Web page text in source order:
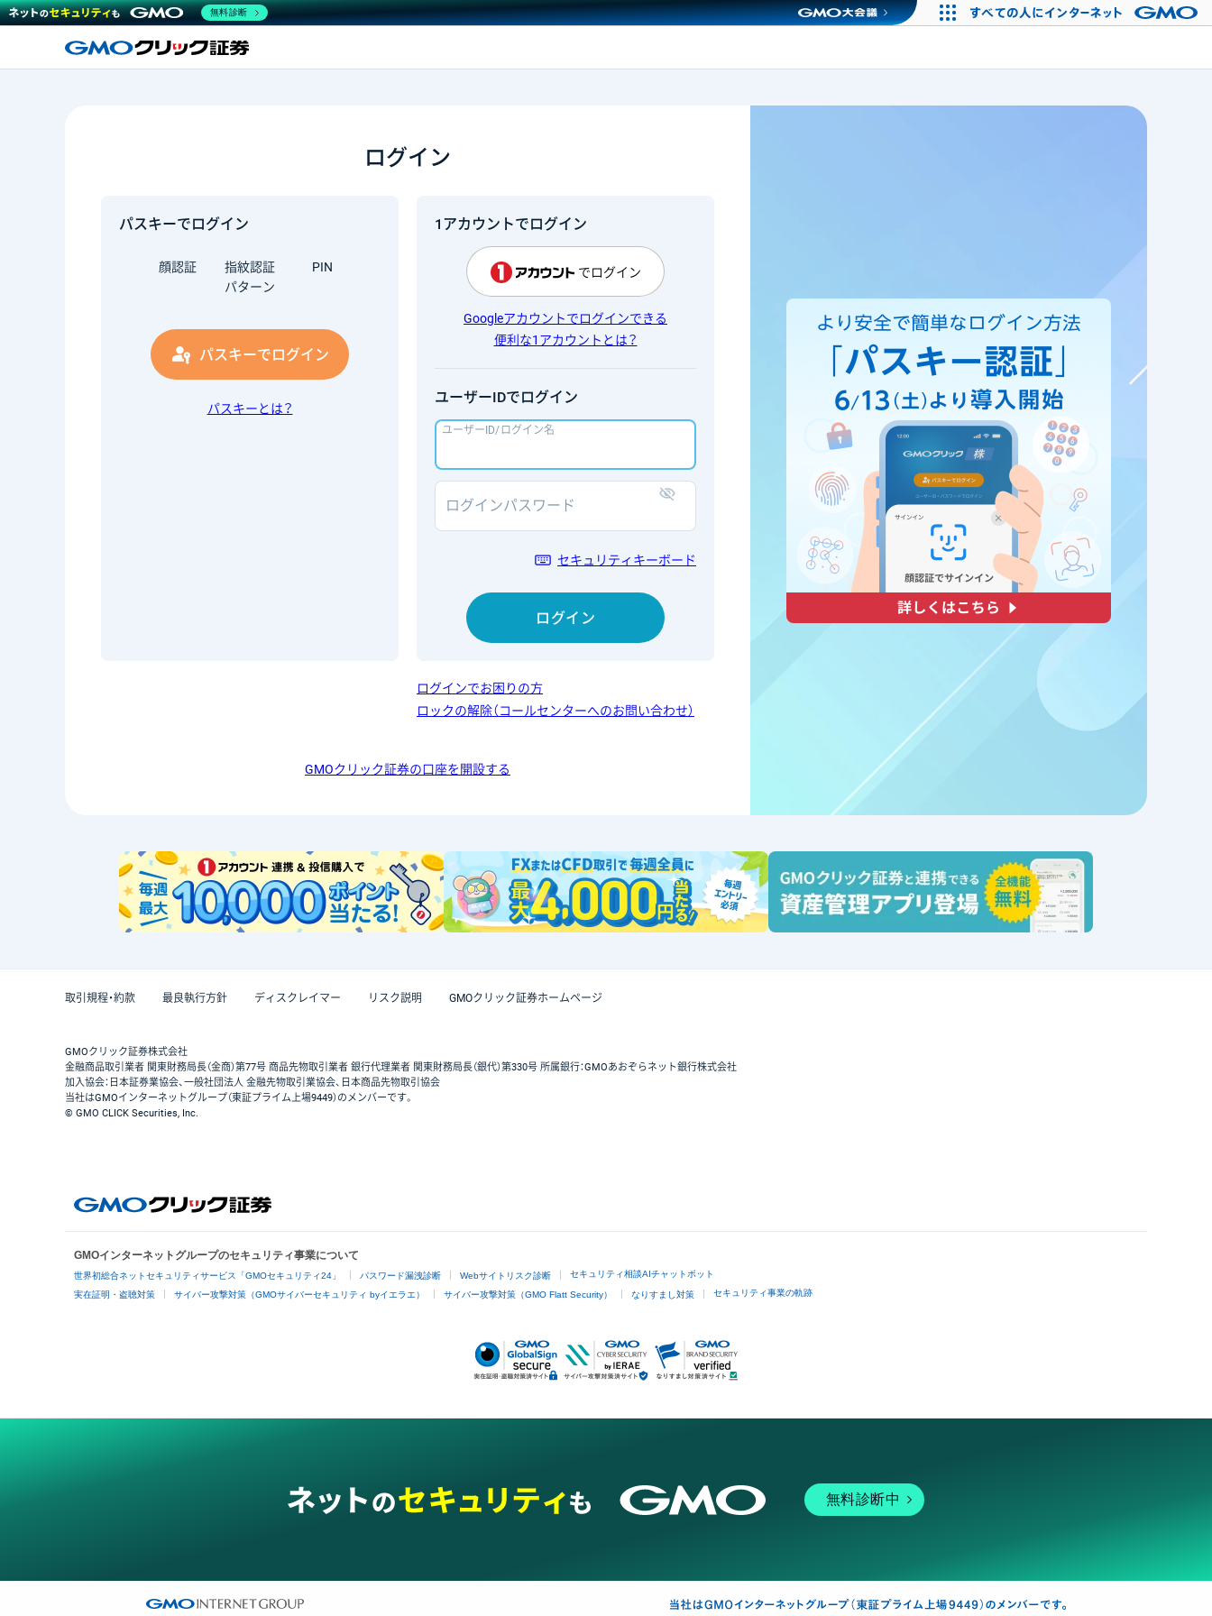
ログイン
パスキーでログイン
顔認証 指紋認証
PIN
パターン
パスキーでログイン
パスキーとは？
1アカウントでログイン
でログイン
Googleアカウントでログインできる
便利な1アカウントとは？
ユーザーIDでログイン
ユーザーID/ログイン名
ログインパスワード
セキュリティキーボード
ログイン
ログインでお困りの方
ロックの解除（コールセンターへのお問い合わせ）
GMOクリック証券の口座を開設する
取引規程・約款 最良執行方針 ディスクレイマー リスク説明 GMOクリック証券ホームページ
GMOクリック証券株式会社
金融商品取引業者 関東財務局長（金商）第77号 商品先物取引業者 銀行代理業者 関東財務局長（銀代）第330号 所属銀行：GMOあおぞらネット銀行株式会社
加入協会：日本証券業協会、一般社団法人 金融先物取引業協会、日本商品先物取引協会
当社はGMOインターネットグループ（東証プライム上場9449）のメンバーです。
© GMO CLICK Securities, Inc.
GMOインターネットグループのセキュリティ事業について
世界初総合ネットセキュリティサービス「GMOセキュリティ24」 パスワード漏洩診断 Webサイトリスク診断 セキュリティ相談AIチャットボット
実在証明・盗聴対策 サイバー攻撃対策（GMOサイバーセキュリティ byイエラエ） サイバー攻撃対策（GMO Flatt Security） なりすまし対策 セキュリティ事業の軌跡
無料診断中
無料診断